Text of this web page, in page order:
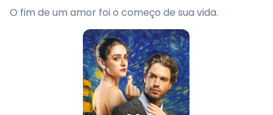
O fim de um amor foi o começo de sua vida.